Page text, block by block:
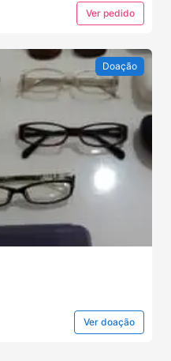
Ver pedido
Doação
Ver doação